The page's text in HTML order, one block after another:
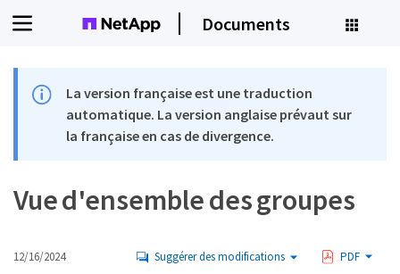
Documents
La version française est une traduction
automatique. La version anglaise prévaut sur
la française en cas de divergence.
Vue d'ensemble des groupes
12/16/2024 Suggérer des modifications PDF